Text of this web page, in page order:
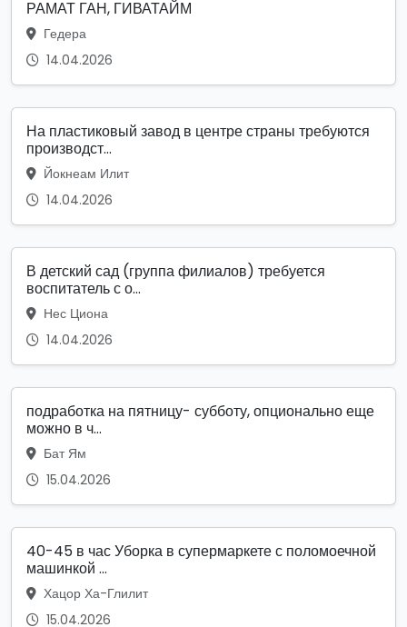
РАМАТ ГАН, ГИВАТАЙМ
Гедера
14.04.2026
На пластиковый завод в центре страны требуются
производст...
Йокнеам Илит
14.04.2026
В детский сад (группа филиалов) требуется
воспитатель с о...
Нес Циона
14.04.2026
подработка на пятницу- субботу, опционально еще
можно в ч...
Бат Ям
15.04.2026
40-45 в час Уборка в супермаркете с поломоечной
машинкой ...
Хацор Ха-Глилит
15.04.2026